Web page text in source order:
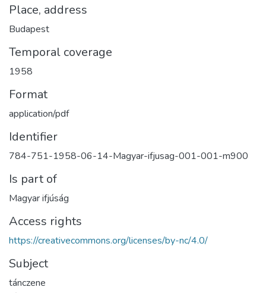
Place, address
Budapest
Temporal coverage
1958
Format
application/pdf
Identifier
784-751-1958-06-14-Magyar-ifjusag-001-001-m900
Is part of
Magyar ifjúság
Access rights
https://creativecommons.org/licenses/by-nc/4.0/
Subject
tánczene